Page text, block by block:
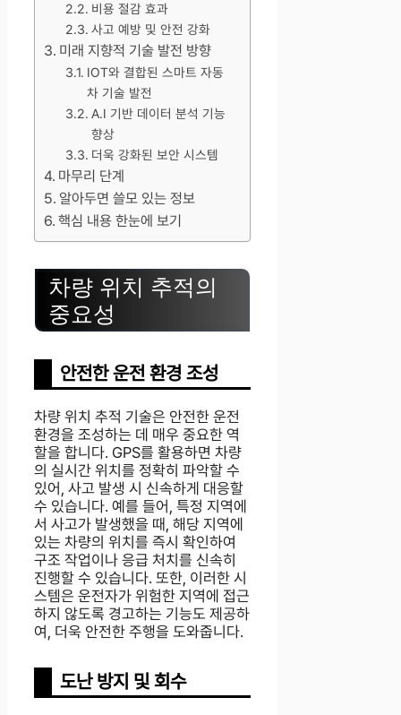
비용 절감 효과
사고 예방 및 안전 강화
미래 지향적 기술 발전 방향
IOT와 결합된 스마트 자동
차 기술 발전
A.I 기반 데이터 분석 기능
향상
더욱 강화된 보안 시스템
마무리 단계
알아두면 쓸모 있는 정보
핵심 내용 한눈에 보기
차량 위치 추적의
중요성
안전한 운전 환경 조성
차량 위치 추적 기술은 안전한 운전
환경을 조성하는 데 매우 중요한 역
할을 합니다. GPS를 활용하면 차량
의 실시간 위치를 정확히 파악할 수
있어, 사고 발생 시 신속하게 대응할
수 있습니다. 예를 들어, 특정 지역에
서 사고가 발생했을 때, 해당 지역에
있는 차량의 위치를 즉시 확인하여
구조 작업이나 응급 처치를 신속히
진행할 수 있습니다. 또한, 이러한 시
스템은 운전자가 위험한 지역에 접근
하지 않도록 경고하는 기능도 제공하
여, 더욱 안전한 주행을 도와줍니다.
도난 방지 및 회수